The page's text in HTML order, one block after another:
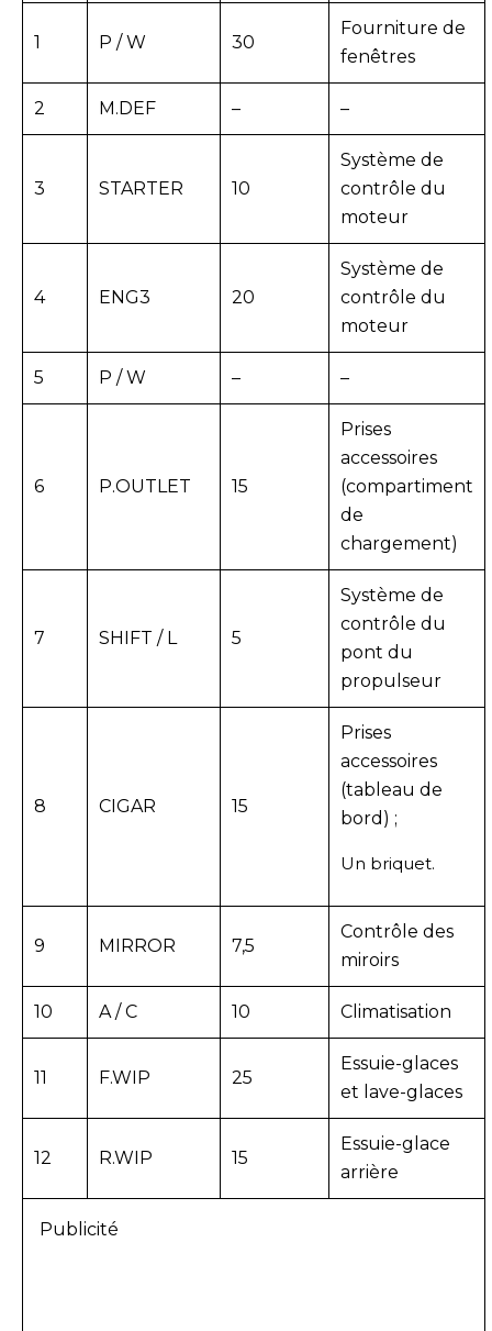
1 P / W 30
Fourniture de
fenêtres
2 M.DEF – –
3 STARTER 10
Système de
contrôle du
moteur
4 ENG3 20
Système de
contrôle du
moteur
5 P / W – –
6 P.OUTLET 15
Prises
accessoires
(compartiment
de
chargement)
7 SHIFT / L 5
Système de
contrôle du
pont du
propulseur
8 CIGAR 15
Prises
accessoires
(tableau de
bord) ;
Un briquet.
9 MIRROR 7,5
Contrôle des
miroirs
10 A / C 10 Climatisation
11 F.WIP 25
Essuie-glaces
et lave-glaces
12 R.WIP 15
Essuie-glace
arrière
Publicité